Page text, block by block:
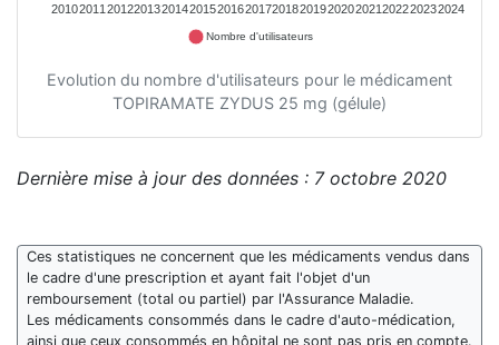
20102011 2012201320142015201620172018201920202021 202220232024
Nombre d'utilisateurs
Evolution du nombre d'utilisateurs pour le médicament
TOPIRAMATE ZYDUS 25 mg (gélule)
Dernière mise à jour des données : 7 octobre 2020
Ces statistiques ne concernent que les médicaments vendus dans
le cadre d'une prescription et ayant fait l'objet d'un
remboursement (total ou partiel) par l'Assurance Maladie.
Les médicaments consommés dans le cadre d'auto-médication,
ainsi que ceux consommés en hôpital ne sont pas pris en compte.